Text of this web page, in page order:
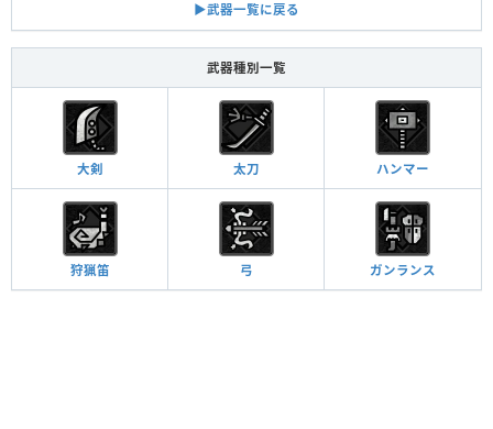
▶︎武器一覧に戻る
武器種別一覧
大剣 太刀 ハンマー
狩猟笛 弓 ガンランス